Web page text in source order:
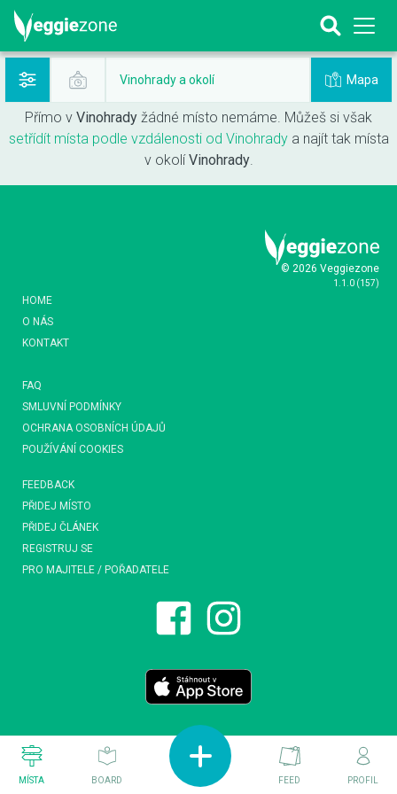
Vinohrady a okolí Mapa
Přímo v Vinohrady žádné místo nemáme. Můžeš si však
setřídít místa podle vzdálenosti od Vinohradya najít tak místa
v okolíVinohrady.
© 2026 Veggiezone
1.1.0 (157)
HOME
O NÁS
KONTAKT
FAQ
SMLUVNÍ PODMÍNKY
OCHRANA OSOBNÍCH ÚDAJŮ
POUŽÍVÁNÍ COOKIES
FEEDBACK
PŘIDEJ MÍSTO
PŘIDEJ ČLÁNEK
REGISTRUJ SE
PRO MAJITELE / POŘADATELE
MÍSTA BOARD FEED PROFIL